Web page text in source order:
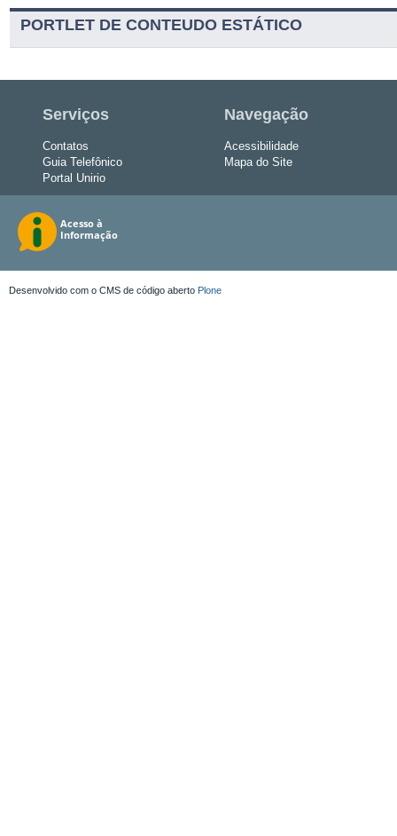
PORTLET DE CONTEUDO ESTÁTICO
Serviços
Contatos
Guia Telefônico
Portal Unirio
Navegação
Acessibilidade
Mapa do Site
Desenvolvido com o CMS de código aberto Plone